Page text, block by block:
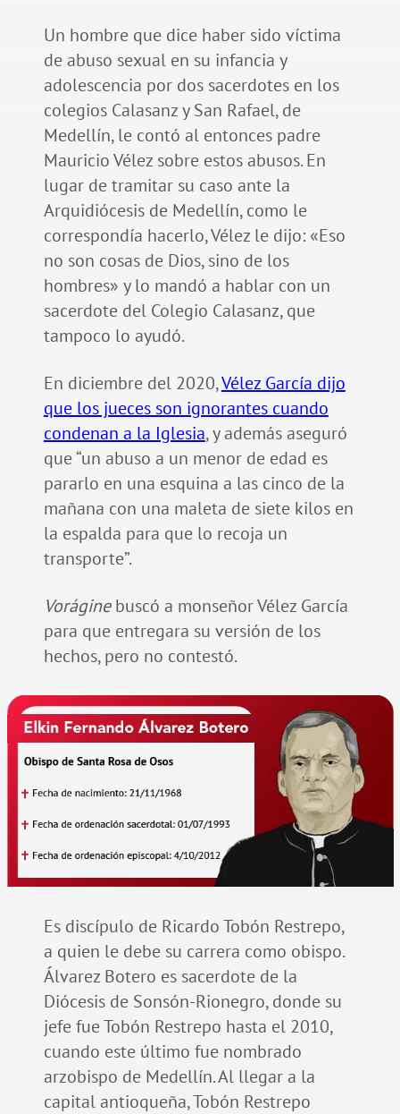
Un hombre que dice haber sido víctima
de abuso sexual en su infancia y
adolescencia por dos sacerdotes en los
colegios Calasanz y San Rafael, de
Medellín, le contó al entonces padre
Mauricio Vélez sobre estos abusos. En
lugar de tramitar su caso ante la
Arquidiócesis de Medellín, como le
correspondía hacerlo, Vélez le dijo: «Eso
no son cosas de Dios, sino de los
hombres» y lo mandó a hablar con un
sacerdote del Colegio Calasanz, que
tampoco lo ayudó.
En diciembre del 2020,Vélez García dijo
que los jueces son ignorantes cuando
condenan a la Iglesia, y además aseguró
que “un abuso a un menor de edad es
pararlo en una esquina a las cinco de la
mañana con una maleta de siete kilos en
la espalda para que lo recoja un
transporte”.
Voráginebuscó a monseñor Vélez García
para que entregara su versión de los
hechos, pero no contestó.
Es discípulo de Ricardo Tobón Restrepo,
a quien le debe su carrera como obispo.
Álvarez Botero es sacerdote de la
Diócesis de Sonsón-Rionegro, donde su
jefe fue Tobón Restrepo hasta el 2010,
cuando este último fue nombrado
arzobispo de Medellín. Al llegar a la
capital antioqueña, Tobón Restrepo